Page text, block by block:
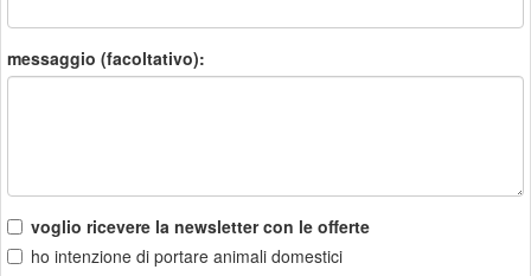
messaggio (facoltativo):
voglio ricevere la newsletter con le offerte
ho intenzione di portare animali domestici